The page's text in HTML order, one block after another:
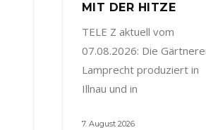
MIT DER HITZE
TELE Z aktuell vom
07.08.2026: Die
Lamprecht produziert in
Illnau und in
7. August 2026